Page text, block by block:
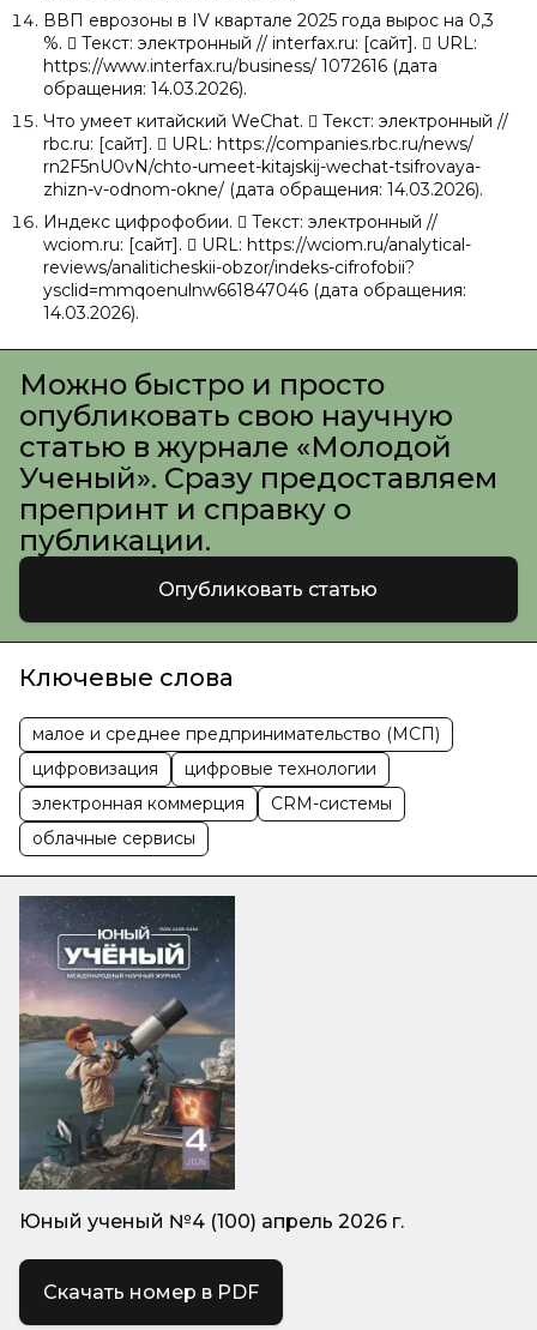
ВВП еврозоны в IV квартале 2025 года вырос на 0,3
%.  Текст: электронный // interfax.ru: [сайт].  URL:
https://www.interfax.ru/business/ 1072616 (дата
обращения: 14.03.2026).
Что умеет китайский WeChat.  Текст: электронный //
rbc.ru: [сайт].  URL: https://companies.rbc.ru/news/
rn2F5nU0vN/chto-umeet-kitajskij-wechat-tsifrovaya-
zhizn-v-odnom-okne/ (дата обращения: 14.03.2026).
Индекс цифрофобии.  Текст: электронный //
wciom.ru: [сайт].  URL: https://wciom.ru/analytical-
reviews/analiticheskii-obzor/indeks-cifrofobii?
ysclid=mmqoenulnw661847046 (дата обращения:
14.03.2026).
Можно быстро и просто
опубликовать свою научную
статью в журнале «Молодой
Ученый». Сразу предоставляем
препринт и справку о
публикации.
Опубликовать статью
Ключевые слова
малое и среднее предпринимательство (МСП)
цифровизация
цифровые технологии
электронная коммерция
CRM-системы
облачные сервисы
Юный ученый №4 (100) апрель 2026 г.
Скачать номер в PDF